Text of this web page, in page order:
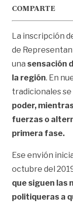
COMPARTE
La inscripción
de
una sensación
la región. En
tradicionales se
poder,
fuerzas o
primera fase.
Ese envión
octubre del
que siguen las
politiqueras a